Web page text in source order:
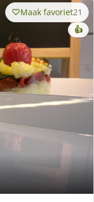
Maak favoriet21
👍